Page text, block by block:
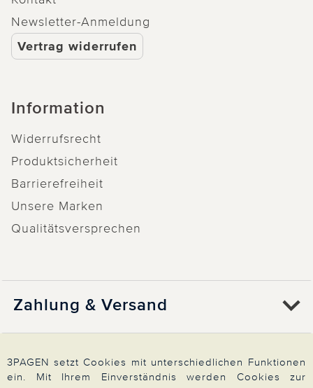
Newsletter-Anmeldung
Vertrag widerrufen
Information
Widerrufsrecht
Produktsicherheit
Barrierefreiheit
Unsere Marken
Qualitätsversprechen
Zahlung & Versand
Über 3PAGEN
3PAGEN setzt Cookies mit unterschiedlichen Funktionen
ein. Mit Ihrem Einverständnis werden Cookies zur